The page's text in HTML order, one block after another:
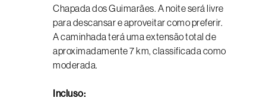
Chapada dos Guimarães. A noite será livre
para descansar e aproveitar como preferir.
A caminhada terá uma extensão total de
aproximadamente 7 km, classificada como
moderada.
Incluso: